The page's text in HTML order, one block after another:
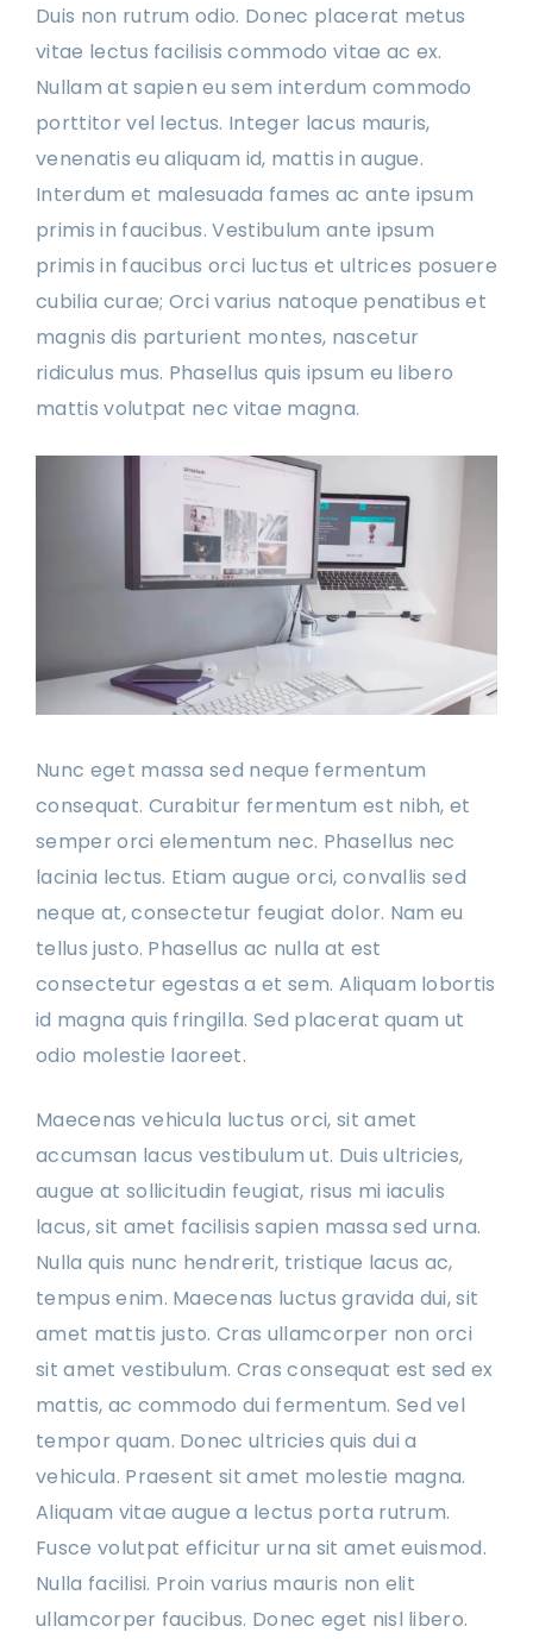
Duis non rutrum odio. Donec placerat metus
vitae lectus facilisis commodo vitae ac ex.
Nullam at sapien eu sem interdum commodo
porttitor vel lectus. Integer lacus mauris,
venenatis eu aliquam id, mattis in augue.
Interdum et malesuada fames ac ante ipsum
primis in faucibus. Vestibulum ante ipsum
primis in faucibus orci luctus et ultrices posuere
cubilia curae; Orci varius natoque penatibus et
magnis dis parturient montes, nascetur
ridiculus mus. Phasellus quis ipsum eu libero
mattis volutpat nec vitae magna.
Nunc eget massa sed neque fermentum
consequat. Curabitur fermentum est nibh, et
semper orci elementum nec. Phasellus nec
lacinia lectus. Etiam augue orci, convallis sed
neque at, consectetur feugiat dolor. Nam eu
tellus justo. Phasellus ac nulla at est
consectetur egestas a et sem. Aliquam lobortis
id magna quis fringilla. Sed placerat quam ut
odio molestie laoreet.
Maecenas vehicula luctus orci, sit amet
accumsan lacus vestibulum ut. Duis ultricies,
augue at sollicitudin feugiat, risus mi iaculis
lacus, sit amet facilisis sapien massa sed urna.
Nulla quis nunc hendrerit, tristique lacus ac,
tempus enim. Maecenas luctus gravida dui, sit
amet mattis justo. Cras ullamcorper non orci
sit amet vestibulum. Cras consequat est sed ex
mattis, ac commodo dui fermentum. Sed vel
tempor quam. Donec ultricies quis dui a
vehicula. Praesent sit amet molestie magna.
Aliquam vitae augue a lectus porta rutrum.
Fusce volutpat efficitur urna sit amet euismod.
Nulla facilisi. Proin varius mauris non elit
ullamcorper faucibus. Donec eget nisl libero.